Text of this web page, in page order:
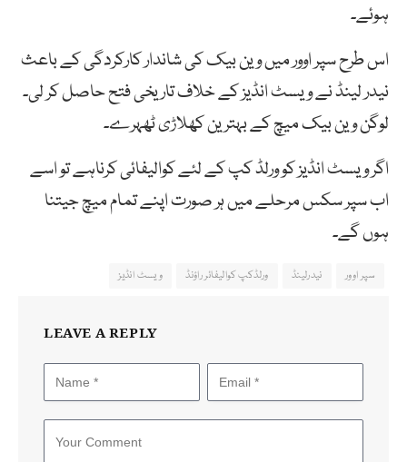
ہوئے۔
اس طرح سپر اوور میں وین بیک کی شاندار کارکردگی کے باعث
نیدر لینڈ نے ویسٹ انڈیز کے خلاف تاریخی فتح حاصل کر لی۔
لوگن وین بیک میچ کے بہترین کھلاڑی ٹھہرے۔
اگر ویسٹ انڈیز کو ورلڈ کپ کے لئے کوالیفائی کرناہے تو اسے
اب سپر سکس مرحلے میں ہر صورت اپنے تمام میچ جیتنا
ہوں گے۔
سپر اوور نیدرلینڈ ورلڈکپ کوالیفائر راؤنڈ ویسٹ انڈیز
LEAVE A REPLY